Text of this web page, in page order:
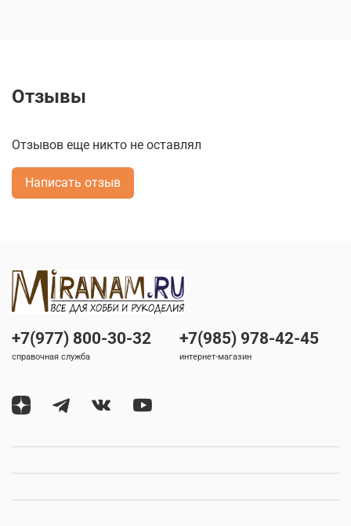
Отзывы
Отзывов еще никто не оставлял
Написать отзыв
+7(977) 800-30-32
справочная служба
+7(985) 978-42-45
интернет-магазин